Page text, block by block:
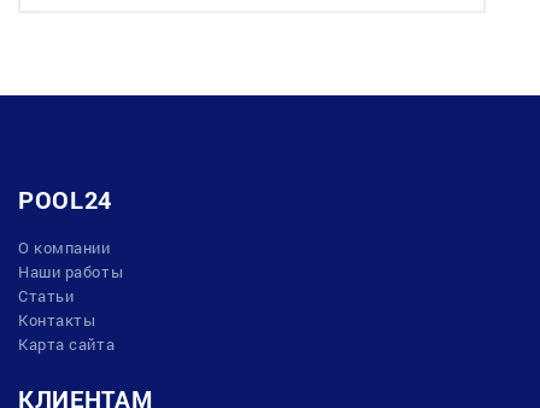
POOL24
О компании
Наши работы
Статьи
Контакты
Карта сайта
КЛИЕНТАМ